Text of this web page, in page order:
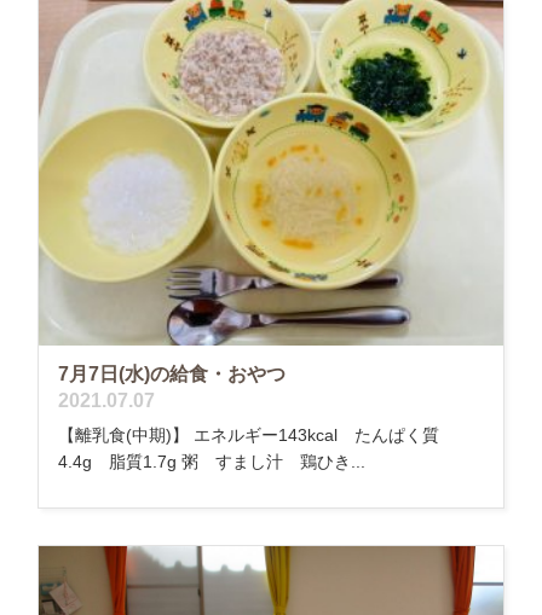
7月7日(水)の給食・おやつ
2021.07.07
【離乳食(中期)】 エネルギー143kcal たんぱく質
4.4g 脂質1.7g 粥 すまし汁 鶏ひき...